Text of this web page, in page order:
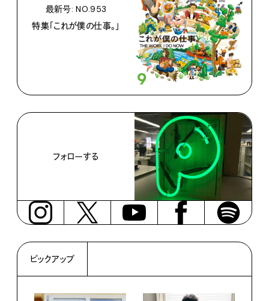
最新号: NO.953
特集「これが僕の仕事。」
フォローする
ピックアップ